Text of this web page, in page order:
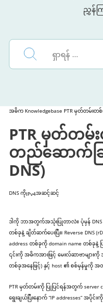
ညွှန်ကြ
အဓိက Knowledgebase PTR မှတ်တမ်းတစ်
PTR မှတ်တမ်
တည်ဆောက်ခြင်
DNS)
DNS ကိုIPv4အဆင့်ဆင့်
ဒါကို ဘာအတွက်အသုံးပြုတာလဲ။ ပုံမှန် DNS
တစ်ခုနဲ့ ချိတ်ဆက်ပေးပြီး၊ Reverse DNS
address တစ်ခုကို domain name တစ်ခု
၎င်းကို အဓိကအားဖြင့် မေးလ်ဆာဗာများ
တစ်ခုအနေဖြင့်) နှင့် host ၏ စစ်မှန်မှုကို
PTR မှတ်တမ်းကို ပြုပြင်ရန်အတွက် server
ရွေးချယ်ပြီးနောက် “IP addresses” အပိုင်း